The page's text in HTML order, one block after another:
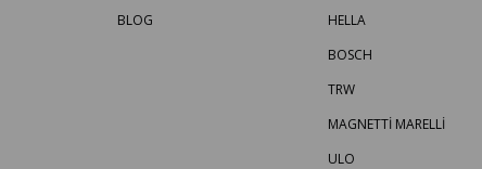
BLOG
HELLA
BOSCH
TRW
MAGNETTİ MARELLİ
ULO